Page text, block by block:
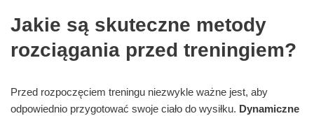
Jakie są skuteczne metody
rozciągania przed treningiem?
Przed rozpoczęciem treningu niezwykle ważne jest, aby
odpowiednio przygotować swoje ciało do wysiłku. Dynamiczne